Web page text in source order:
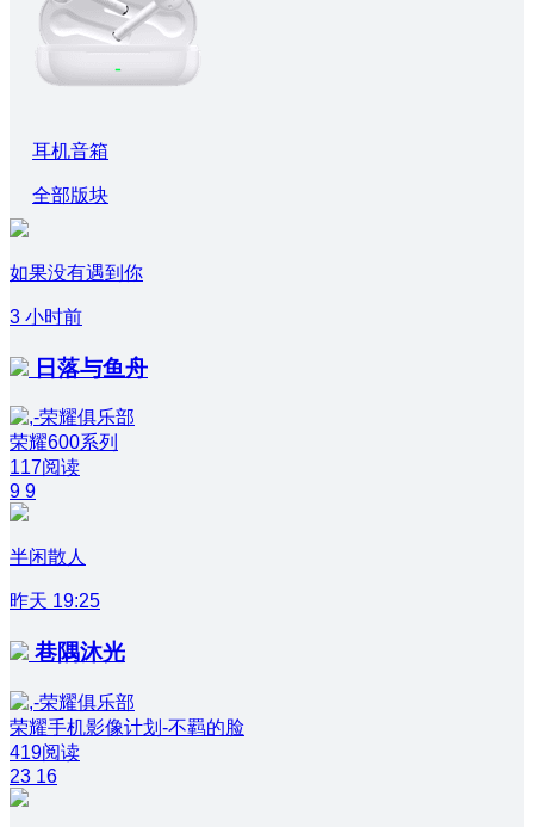
耳机音箱
全部版块
如果没有遇到你
3 小时前
日落与鱼舟
荣耀600系列
117阅读
9 9
半闲散人
昨天 19:25
巷隅沐光
荣耀手机影像计划-不羁的脸
419阅读
23 16